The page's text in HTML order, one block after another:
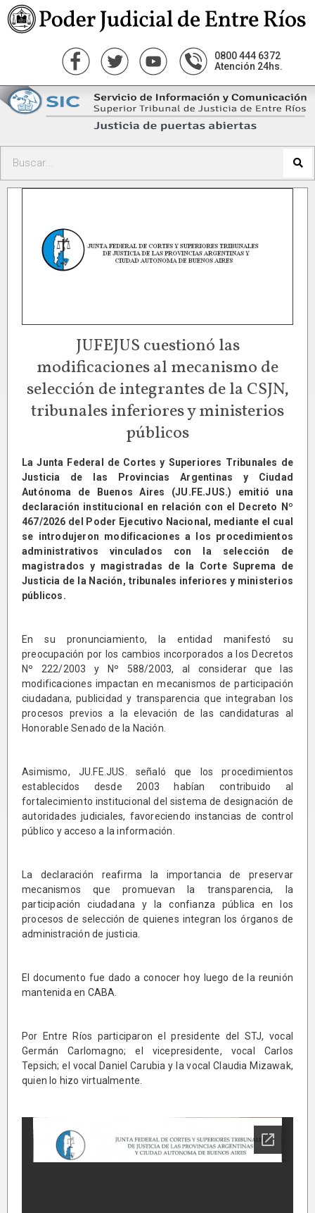
0800 444 6372
Atención 24hs.
JUFEJUS cuestionó las
modificaciones al mecanismo de
selección de integrantes de la CSJN,
tribunales inferiores y ministerios
públicos
La Junta Federal de Cortes y Superiores Tribunales de
Justicia de las Provincias Argentinas y Ciudad
Autónoma de Buenos Aires (JU.FE.JUS.) emitió una
declaración institucional en relación con el Decreto Nº
467/2026 del Poder Ejecutivo Nacional, mediante el cual
se introdujeron modificaciones a los procedimientos
administrativos vinculados con la selección de
magistrados y magistradas de la Corte Suprema de
Justicia de la Nación, tribunales inferiores y ministerios
públicos.
En su pronunciamiento, la entidad manifestó su
preocupación por los cambios incorporados a los Decretos
Nº 222/2003 y Nº 588/2003, al considerar que las
modificaciones impactan en mecanismos de participación
ciudadana, publicidad y transparencia que integraban los
procesos previos a la elevación de las candidaturas al
Honorable Senado de la Nación.
Asimismo, JU.FE.JUS. señaló que los procedimientos
establecidos desde 2003 habían contribuido al
fortalecimiento institucional del sistema de designación de
autoridades judiciales, favoreciendo instancias de control
público y acceso a la información.
La declaración reafirma la importancia de preservar
mecanismos que promuevan la transparencia, la
participación ciudadana y la confianza pública en los
procesos de selección de quienes integran los órganos de
administración de justicia.
El documento fue dado a conocer hoy luego de la reunión
mantenida en CABA.
Por Entre Ríos participaron el presidente del STJ, vocal
Germán Carlomagno; el vicepresidente, vocal Carlos
Tepsich; el vocal Daniel Carubia y la vocal Claudia Mizawak,
quien lo hizo virtualmente.